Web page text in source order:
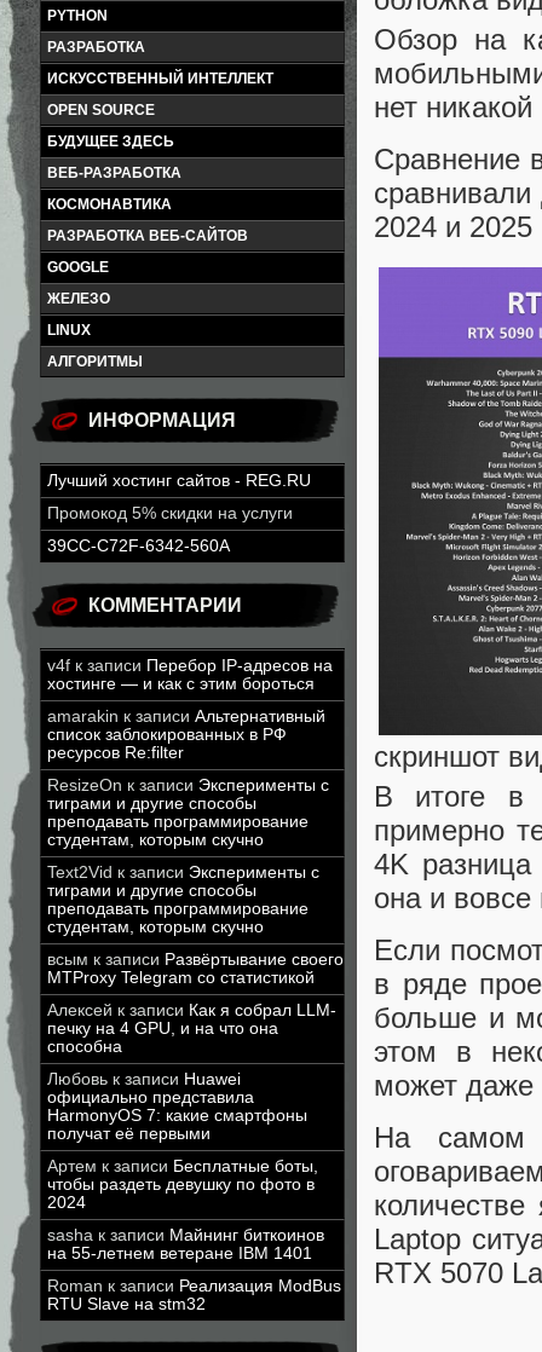
PYTHON
РАЗРАБОТКА
ИСКУССТВЕННЫЙ ИНТЕЛЛЕКТ
OPEN SOURCE
БУДУЩЕЕ ЗДЕСЬ
ВЕБ-РАЗРАБОТКА
КОСМОНАВТИКА
РАЗРАБОТКА ВЕБ-САЙТОВ
GOOGLE
ЖЕЛЕЗО
LINUX
АЛГОРИТМЫ
ИНФОРМАЦИЯ
Лучший хостинг сайтов - REG.RU
Промокод 5% скидки на услуги
39CC-C72F-6342-560A
КОММЕНТАРИИ
v4f к записи Перебор IP-адресов на
хостинге — и как с этим бороться
amarakin к записи Альтернативный
список заблокированных в РФ
ресурсов Re:filter
ResizeOn к записи Эксперименты с
тиграми и другие способы
преподавать программирование
студентам, которым скучно
Text2Vid к записи Эксперименты с
тиграми и другие способы
преподавать программирование
студентам, которым скучно
всым к записи Развёртывание своего
MTProxy Telegram со статистикой
Алексей к записи Как я собрал LLM-
печку на 4 GPU, и на что она
способна
Любовь к записи Huawei
официально представила
HarmonyOS 7: какие смартфоны
получат её первыми
Артем к записи Бесплатные боты,
чтобы раздеть девушку по фото в
2024
sasha к записи Майнинг биткоинов
на 55-летнем ветеране IBM 1401
Roman к записи Реализация ModBus
RTU Slave на stm32
Обзор на
нет
Сравнение
2024 и
скриншот
В итоге в
примерно
4K
она и
Если
в ряде
больше и
этом в
может даже
На самом
Laptop
RTX 5070